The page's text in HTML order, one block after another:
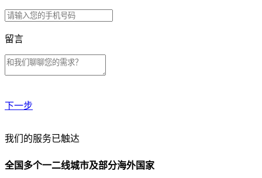
留言
下一步
贵公司预算范围是？
我们的服务已触达
全国多个一二线城市及部分海外国家